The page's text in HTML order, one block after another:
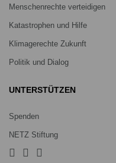
Menschenrechte verteidigen
Katastrophen und Hilfe
Klimagerechte Zukunft
Politik und Dialog
UNTERSTÜTZEN
Spenden
NETZ Stiftung